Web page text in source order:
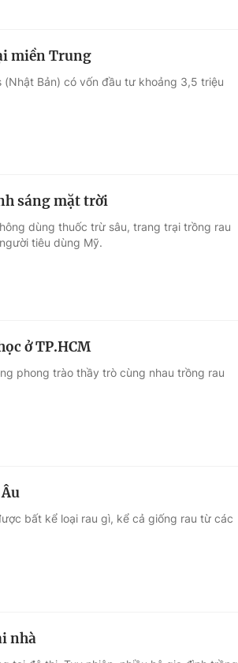
miền Trung
(Nhật Bản) có vốn đầu tư khoảng 3,5 triệu
sáng mặt trời
dùng thuốc trừ sâu, trang trại trồng rau
tiêu dùng Mỹ.
ở TP.HCM
phong trào thầy trò cùng nhau trồng rau
bất kể loại rau gì, kể cả giống rau từ các
nhà